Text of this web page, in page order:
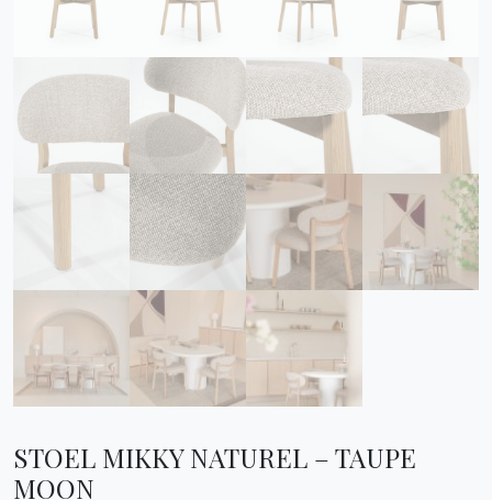
STOEL MIKKY NATUREL – TAUPE
MOON